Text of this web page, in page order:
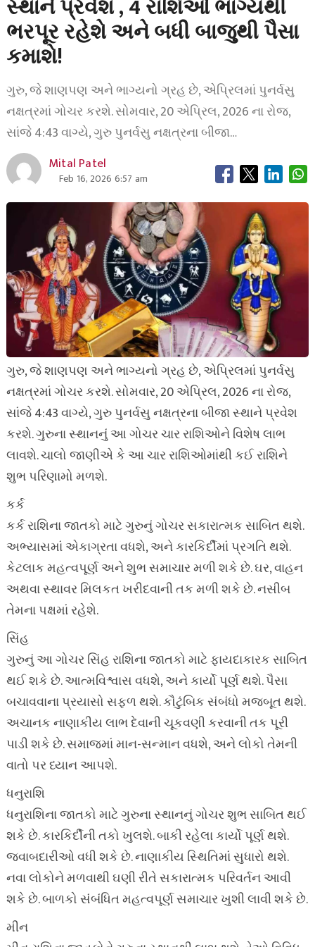
સ્થાને પ્રવેશ , 4 રાશિઓ ભાગ્યથી
ભરપૂર રહેશે અને બધી બાજુથી પૈસા
કમાશે!
ગુરુ, જે શાણપણ અને ભાગ્યનો ગ્રહ છે, એપ્રિલમાં પુનર્વસુ
નક્ષત્રમાં ગોચર કરશે. સોમવાર, 20 એપ્રિલ, 2026 ના રોજ,
સાંજે 4:43 વાગ્યે, ગુરુ પુનર્વસુ નક્ષત્રના બીજા…
Mital Patel
Feb 16, 2026 6:57 am
ગુરુ, જે શાણપણ અને ભાગ્યનો ગ્રહ છે, એપ્રિલમાં પુનર્વસુ
નક્ષત્રમાં ગોચર કરશે. સોમવાર, 20 એપ્રિલ, 2026 ના રોજ,
સાંજે 4:43 વાગ્યે, ગુરુ પુનર્વસુ નક્ષત્રના બીજા સ્થાને પ્રવેશ
કરશે. ગુરુના સ્થાનનું આ ગોચર ચાર રાશિઓને વિશેષ લાભ
લાવશે. ચાલો જાણીએ કે આ ચાર રાશિઓમાંથી કઈ રાશિને
શુભ પરિણામો મળશે.
કર્ક
કર્ક રાશિના જાતકો માટે ગુરુનું ગોચર સકારાત્મક સાબિત થશે.
અભ્યાસમાં એકાગ્રતા વધશે, અને કારકિર્દીમાં પ્રગતિ થશે.
કેટલાક મહત્વપૂર્ણ અને શુભ સમાચાર મળી શકે છે. ઘર, વાહન
અથવા સ્થાવર મિલકત ખરીદવાની તક મળી શકે છે. નસીબ
તેમના પક્ષમાં રહેશે.
સિંહ
ગુરુનું આ ગોચર સિંહ રાશિના જાતકો માટે ફાયદાકારક સાબિત
થઈ શકે છે. આત્મવિશ્વાસ વધશે, અને કાર્યો પૂર્ણ થશે. પૈસા
બચાવવાના પ્રયાસો સફળ થશે. કૌટુંબિક સંબંધો મજબૂત થશે.
અચાનક નાણાકીય લાભ દેવાની ચૂકવણી કરવાની તક પૂરી
પાડી શકે છે. સમાજમાં માન-સન્માન વધશે, અને લોકો તેમની
વાતો પર ધ્યાન આપશે.
ધનુરાશિ
ધનુરાશિના જાતકો માટે ગુરુના સ્થાનનું ગોચર શુભ સાબિત થઈ
શકે છે. કારકિર્દીની તકો ખુલશે. બાકી રહેલા કાર્યો પૂર્ણ થશે.
જવાબદારીઓ વધી શકે છે. નાણાકીય સ્થિતિમાં સુધારો થશે.
નવા લોકોને મળવાથી ઘણી રીતે સકારાત્મક પરિવર્તન આવી
શકે છે. બાળકો સંબંધિત મહત્વપૂર્ણ સમાચાર ખુશી લાવી શકે છે.
મીન